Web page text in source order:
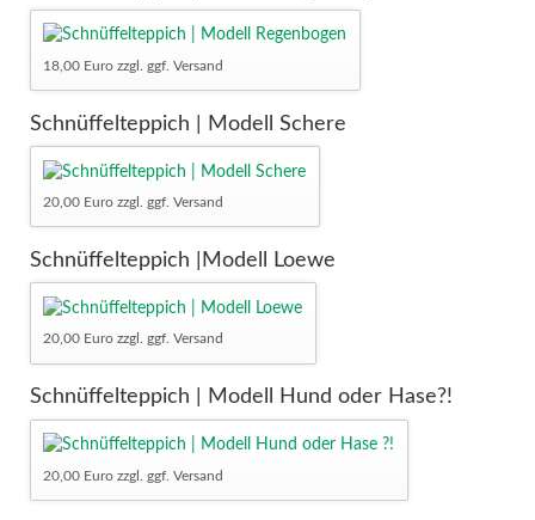
18,00 Euro zzgl. ggf. Versand
Schnüffelteppich | Modell Schere
20,00 Euro zzgl. ggf. Versand
Schnüffelteppich |Modell Loewe
20,00 Euro zzgl. ggf. Versand
Schnüffelteppich | Modell Hund oder Hase?!
20,00 Euro zzgl. ggf. Versand